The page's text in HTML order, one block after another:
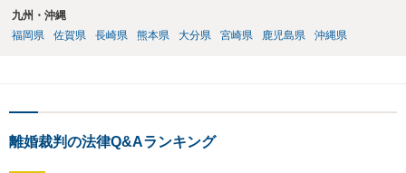
九州・沖縄
福岡県
佐賀県 長崎県 熊本県 大分県 宮崎県 鹿児島県 沖縄県
離婚裁判の法律Q&Aランキング